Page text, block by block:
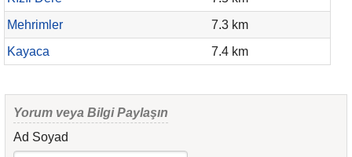
Mehrimler
7.3 km
Kayaca
7.4 km
Yorum veya Bilgi Paylaşın
Ad Soyad